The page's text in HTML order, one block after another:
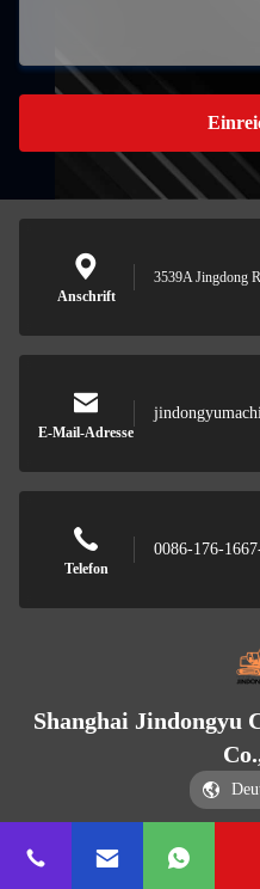
Anschrift
3539A Jingdong
E-Mail-Adresse
Telefon
0086-176-
Shanghai Jindongyu
Shanghai Jindongyu